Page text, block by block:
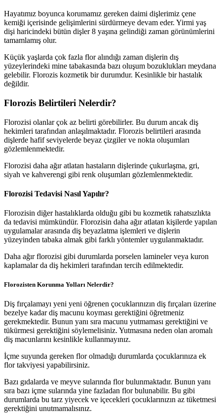
Hayatımız boyunca korumamız gereken daimi dişlerimiz çene
kemiği içerisinde gelişimlerini sürdürmeye devam eder. Yirmi yaş
dişi haricindeki bütün dişler 8 yaşına gelindiği zaman görünümlerini
tamamlamış olur.
Küçük yaşlarda çok fazla flor alındığı zaman dişlerin dış
yüzeylerindeki mine tabakasında bazı oluşum bozuklukları meydana
gelebilir. Florozis kozmetik bir durumdur. Kesinlikle bir hastalık
değildir.
Florozis Belirtileri Nelerdir?
Florozisi olanlar çok az belirti görebilirler. Bu durum ancak diş
hekimleri tarafından anlaşılmaktadır. Florozis belirtileri arasında
dişlerde hafif seviyelerde beyaz çizgiler ve nokta oluşumları
gözlemlenmektedir.
Florozisi daha ağır atlatan hastaların dişlerinde çukurlaşma, gri,
siyah ve kahverengi gibi renk oluşumları gözlemlenmektedir.
Florozisi Tedavisi Nasıl Yapılır?
Florozisin diğer hastalıklarda olduğu gibi bu kozmetik rahatsızlıkta
da tedavisi mümkündür. Florozisin daha ağır atlatan kişilerde yapılan
uygulamalar arasında diş beyazlatma işlemleri ve dişlerin
yüzeyinden tabaka almak gibi farklı yöntemler uygulanmaktadır.
Daha ağır florozisi gibi durumlarda porselen lamineler veya kuron
kaplamalar da diş hekimleri tarafından tercih edilmektedir.
Florozisten Korunma Yolları Nelerdir?
Diş fırçalamayı yeni yeni öğrenen çocuklarınızın diş fırçaları üzerine
bezelye kadar diş macunu koyması gerektiğini öğretmeniz
gerekmektedir. Bunun yanı sıra macunu yutmaması gerektiğini ve
tükürmesi gerektiğini söylemelisiniz. Yutmasına neden olan aromalı
diş macunlarını kesinlikle kullanmayınız.
İçme suyunda gereken flor olmadığı durumlarda çocuklarınıza ek
flor takviyesi yapabilirsiniz.
Bazı gıdalarda ve meyve sularında flor bulunmaktadır. Bunun yanı
sıra bazı içme sularında yine fazladan flor bulunabilir. Bu gibi
durumlarda bu tarz yiyecek ve içecekleri çocuklarınızın az tüketmesi
gerektiğini unutmamalısınız.